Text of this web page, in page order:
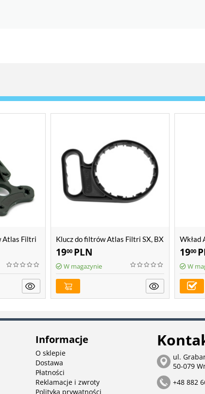
Atlas Filtri
Klucz do filtrów Atlas Filtri SX, BX
1900 PLN
W magazynie
Wkład
1900
W
Informacje
O sklepie
Dostawa
Płatności
Reklamacje i zwroty
Polityka prywatności
ul.
50-079
+48 882